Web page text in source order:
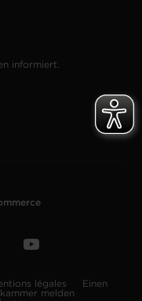
informiert.
légales
Einen
melden